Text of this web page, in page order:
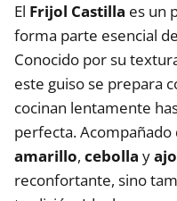
El Frijol Castilla es un
forma parte esencial
Conocido por su
este guiso se prepara
cocinan lentamente
perfecta.
amarillo, cebolla yajo
reconfortante, sino